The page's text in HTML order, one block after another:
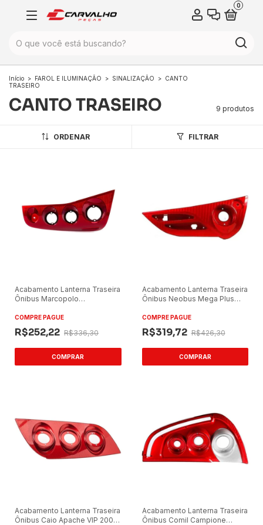
0
Início > FAROL E ILUMINAÇÃO > SINALIZAÇÃO > CANTO
TRASEIRO
CANTO TRASEIRO 9 produtos
ORDENAR FILTRAR
Acabamento Lanterna Traseira
Ônibus Marcopolo
Vermelho
COMPRE PAGUE
R$252,22 R$336,30
Acabamento Lanterna Traseira
Ônibus Neobus Mega Plus
COMPRE PAGUE
R$319,72 R$426,30
Acabamento Lanterna Traseira
Ônibus Caio Apache VIP 2007
Acabamento Lanterna Traseira
Ônibus Comil Campione